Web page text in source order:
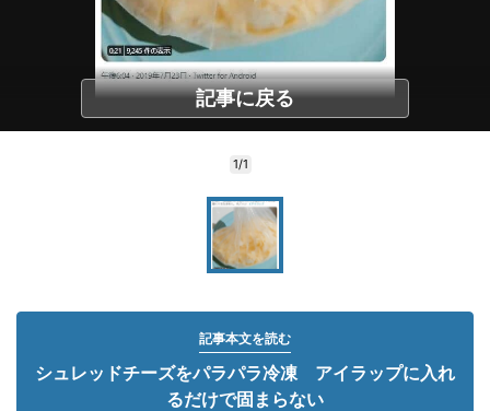
記事に戻る
1/1
記事本文を読む
シュレッドチーズをパラパラ冷凍 アイラップに入れ
るだけで固まらない